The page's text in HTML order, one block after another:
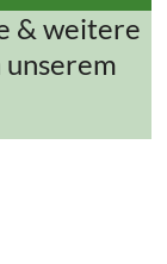
& weitere